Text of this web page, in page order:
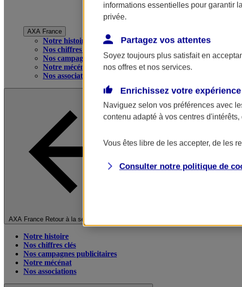
AXA France
Notre histoire
Nos chiffres clés
Nos campagnes publicitaires
Notre mécénat
Nos associations
AXA France Retour à la section précédente
Notre histoire
Nos chiffres clés
Nos campagnes publicitaires
Notre mécénat
Nos associations
informations essentielles pour garantir
privée.
Partagez vos attentes
Soyez toujours plus satisfait en
nos offres et nos services.
Enrichissez votre expérience
Naviguez selon vos préférences avec
contenu adapté à vos centres
Vous êtes libre de les accepter, de les
Consulter notre politique de